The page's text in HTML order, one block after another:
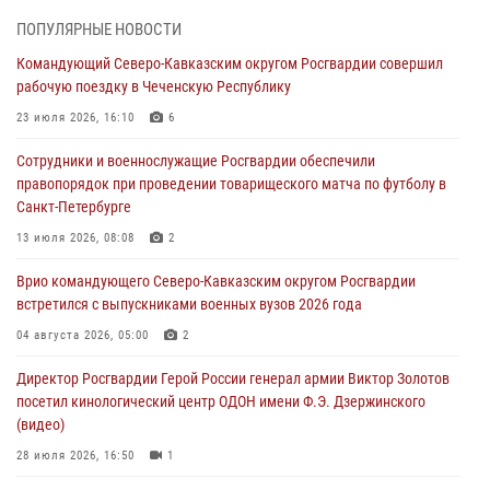
юных воспитанников спортивной школы
08 августа 2026, 13:00
стен музея истории космонавтики в Калуге
08 августа 2026, 09:29 2
В Северо-Западном округе Росгвардии продолжаются мероприятия
08 августа 2026, 09:03 1
Росгвардейцы в ЛНР совершенствуют навыки тактической
08 августа 2026, 09:00
ПОПУЛЯРНЫЕ НОВОСТИ
Командующий Северо-Кавказским округом Росгвардии совершил
рабочую поездку в Чеченскую Республику
23 июля 2026, 16:10 6
Сотрудники и военнослужащие Росгвардии обеспечили
правопорядок при проведении товарищеского матча по футболу в
Санкт-Петербурге
13 июля 2026, 08:08 2
Врио командующего Северо-Кавказским округом Росгвардии
встретился с выпускниками военных вузов 2026 года
04 августа 2026, 05:00 2
Директор Росгвардии Герой России генерал армии Виктор Золотов
посетил кинологический центр ОДОН имени Ф.Э. Дзержинского
(видео)
28 июля 2026, 16:50 1